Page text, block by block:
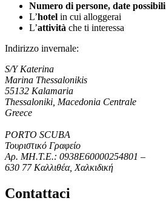
Numero di persone, date possibili
L’hotel in cui alloggerai
L’attività che ti interessa
Indirizzo invernale:
S/Y Katerina
Marina Thessalonikis
55132 Kalamaria
Thessaloniki, Macedonia Centrale
Greece
PORTO SCUBA
Τουριστικό Γραφείο
Αρ. ΜΗ.Τ.Ε.: 0938Ε60000254801 –
630 77 Καλλιθέα, Хαλκιδική
Contattaci